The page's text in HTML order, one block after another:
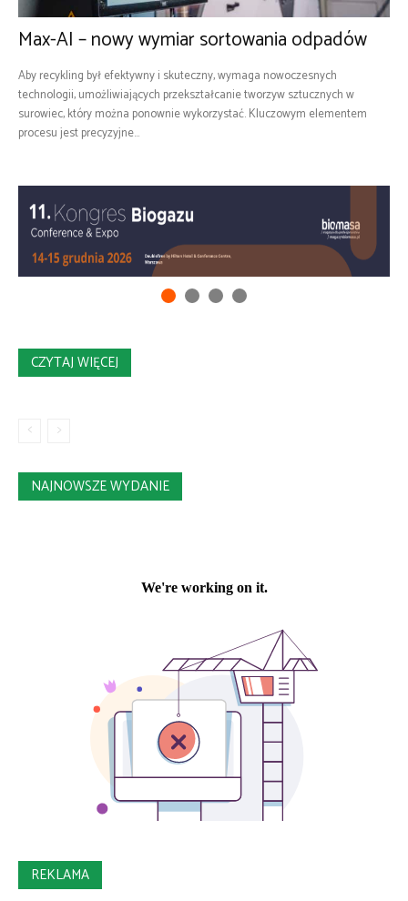
Max-AI – nowy wymiar sortowania odpadów
Aby recykling był efektywny i skuteczny, wymaga nowoczesnych
technologii, umożliwiających przekształcanie tworzyw sztucznych w
surowiec, który można ponownie wykorzystać. Kluczowym elementem
procesu jest precyzyjne...
CZYTAJ WIĘCEJ
NAJNOWSZE WYDANIE
REKLAMA